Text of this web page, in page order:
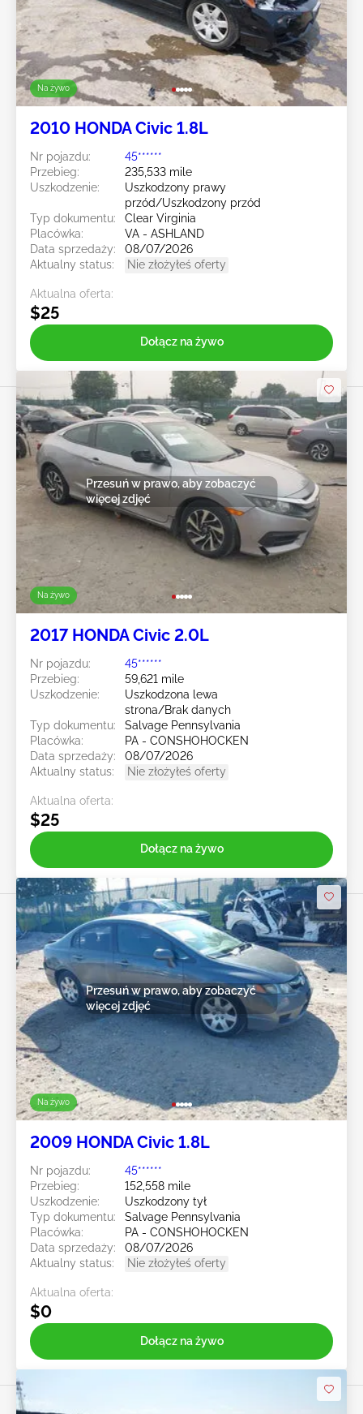
Na żywo
2010 HONDA Civic 1.8L
Nr pojazdu:
45******
Przebieg:
235,533 mile
Uszkodzenie:
Uszkodzony prawy
przód/Uszkodzony przód
Typ dokumentu:
Clear Virginia
Placówka:
VA - ASHLAND
Data sprzedaży:
08/07/2026
Aktualny status:
Nie złożyłeś oferty
Aktualna oferta:
$25
Dołącz na żywo
Na żywo
Przesuń w prawo, aby zobaczyć
więcej zdjęć
2017 HONDA Civic 2.0L
Nr pojazdu:
45******
Przebieg:
59,621 mile
Uszkodzenie:
Uszkodzona lewa
strona/Brak danych
Typ dokumentu:
Salvage Pennsylvania
Placówka:
PA - CONSHOHOCKEN
Data sprzedaży:
08/07/2026
Aktualny status:
Nie złożyłeś oferty
Aktualna oferta:
$25
Dołącz na żywo
Na żywo
Przesuń w prawo, aby zobaczyć
więcej zdjęć
2009 HONDA Civic 1.8L
Nr pojazdu:
45******
Przebieg:
152,558 mile
Uszkodzenie:
Uszkodzony tył
Typ dokumentu:
Salvage Pennsylvania
Placówka:
PA - CONSHOHOCKEN
Data sprzedaży:
08/07/2026
Aktualny status:
Nie złożyłeś oferty
Aktualna oferta:
$0
Dołącz na żywo